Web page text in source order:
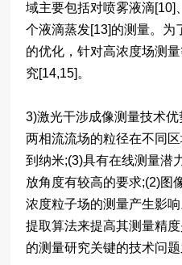
域主要包括对喷雾液滴[10]
个液滴蒸发[13]的测量。为
的优化，针对高浓度场测
究[14,15]。
3)激光干涉成像测量技术
两相流流场的粒径在不同
到纳米;(3)具有在线测量潜
放角度有较高的要求;(2)图
浓度粒子场的测量产生影
提取算法来提高其测量精
的测量研究关键的技术问题